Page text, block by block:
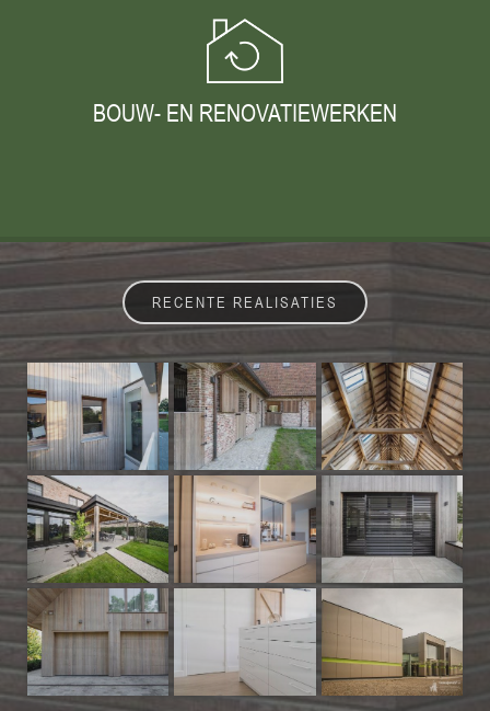
BOUW- EN RENOVATIEWERKEN
RECENTE REALISATIES